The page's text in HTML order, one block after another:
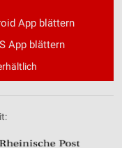
App blättern
App blättern